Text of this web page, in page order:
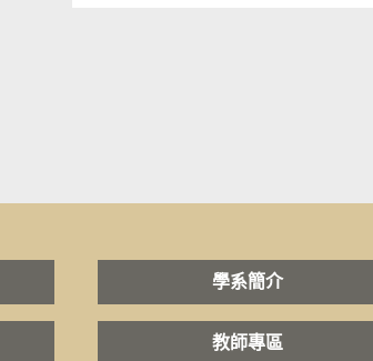
學系簡介
教師專區